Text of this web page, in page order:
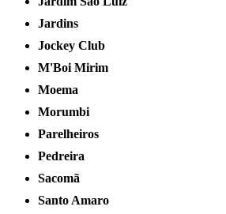
Jardins
Jockey Club
M'Boi Mirim
Moema
Morumbi
Parelheiros
Pedreira
Sacomã
Santo Amaro